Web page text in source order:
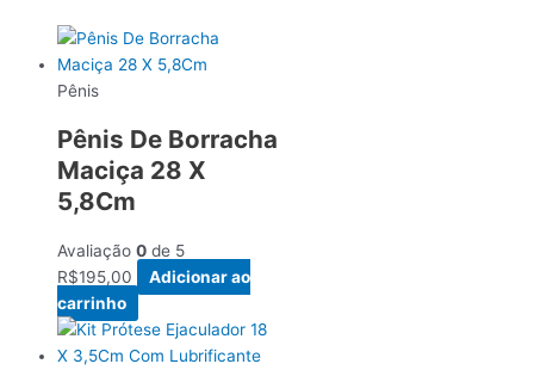
Pênis
Pênis De Borracha
Maciça 28 X
5,8Cm
Avaliação 0 de 5
R$195,00
Adicionar ao
carrinho